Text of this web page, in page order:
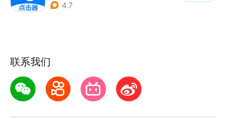
4.7
联系我们